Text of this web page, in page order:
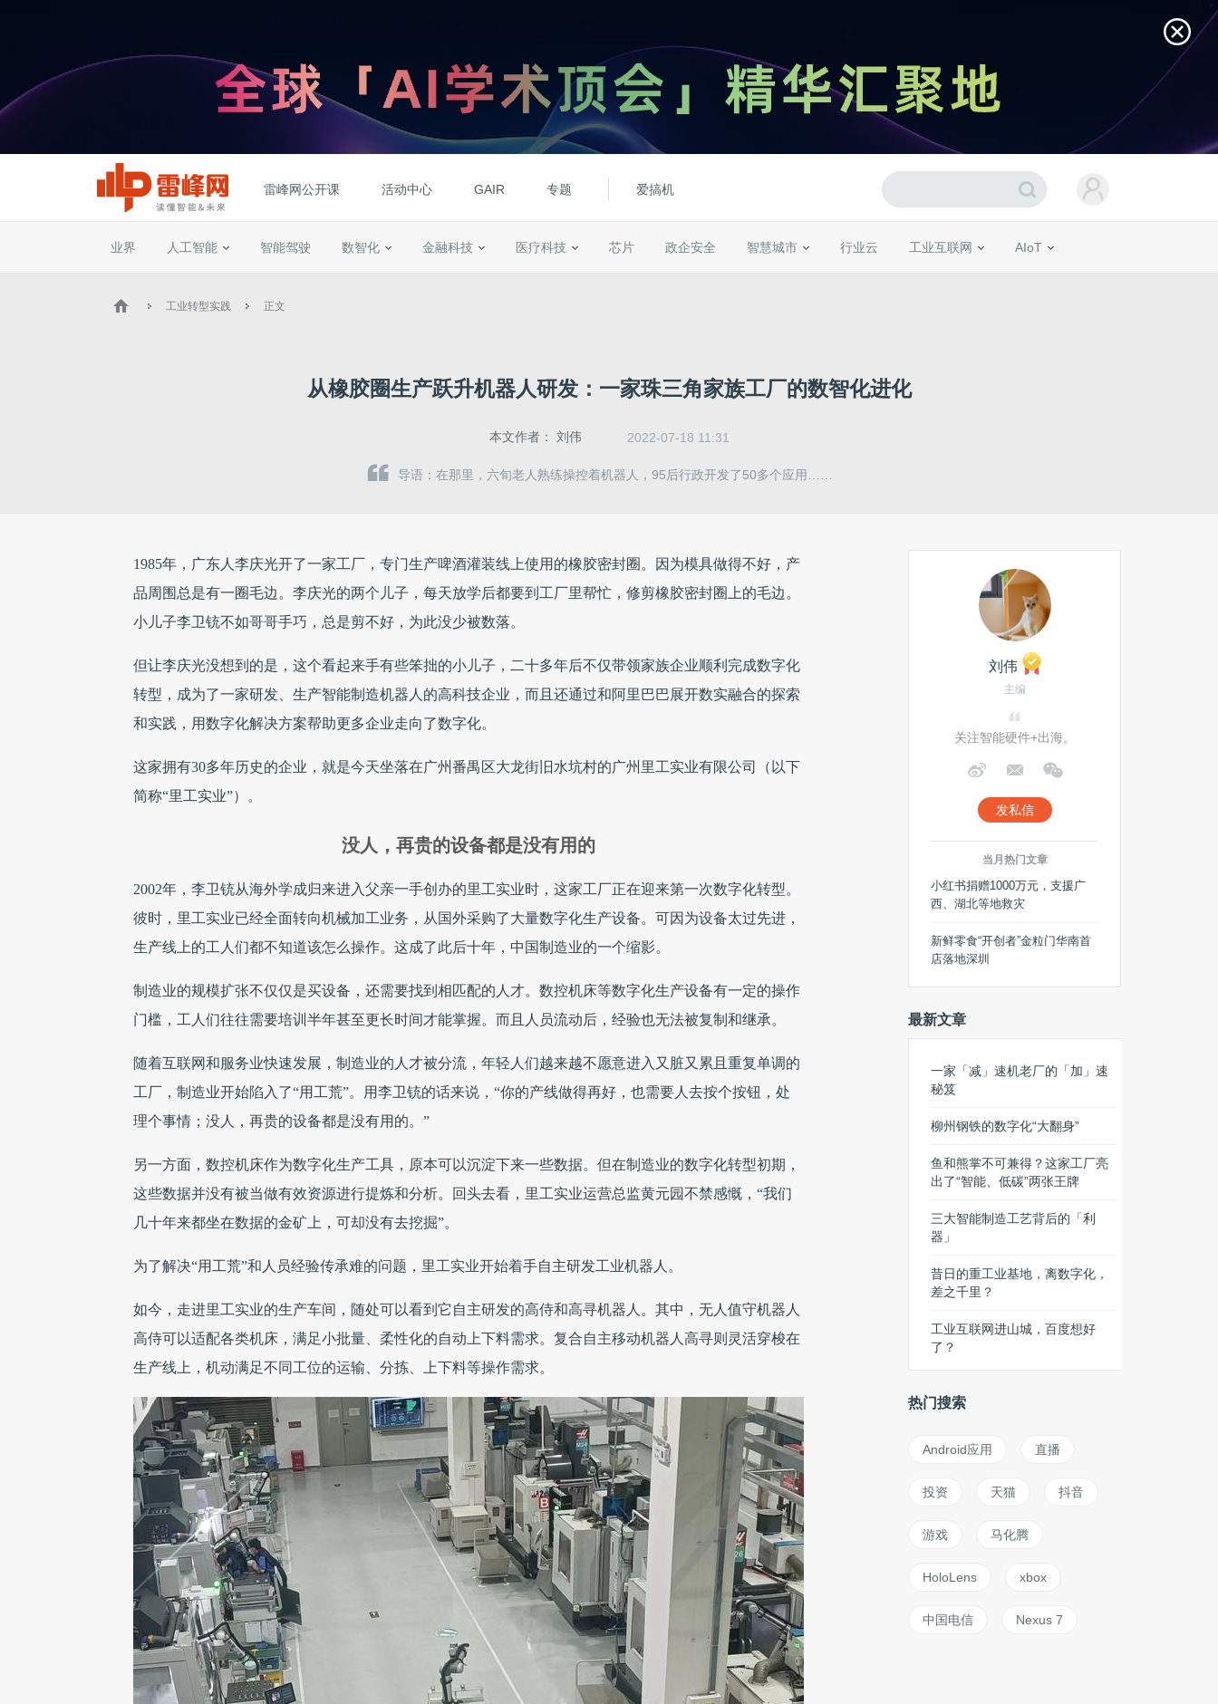
雷峰网公开课 活动中心 GAIR 专题 爱搞机
业界 人工智能 智能驾驶 数智化 金融科技 医疗科技 芯片 政企安全 智慧城市 行业云 工业互联网 AIoT
工业转型实践 正文
从橡胶圈生产跃升机器人研发：一家珠三角家族工厂的数智化进化
本文作者： 刘伟 2022-07-18 11:31
导语：在那里，六旬老人熟练操控着机器人，95后行政开发了50多个应用……
1985年，广东人李庆光开了一家工厂，专门生产啤酒灌装线上使用的橡胶密封圈。因为模具做得不好，产
品周围总是有一圈毛边。李庆光的两个儿子，每天放学后都要到工厂里帮忙，修剪橡胶密封圈上的毛边。
小儿子李卫铳不如哥哥手巧，总是剪不好，为此没少被数落。
但让李庆光没想到的是，这个看起来手有些笨拙的小儿子，二十多年后不仅带领家族企业顺利完成数字化
转型，成为了一家研发、生产智能制造机器人的高科技企业，而且还通过和阿里巴巴展开数实融合的探索
和实践，用数字化解决方案帮助更多企业走向了数字化。
这家拥有30多年历史的企业，就是今天坐落在广州番禺区大龙街旧水坑村的广州里工实业有限公司（以下
简称“里工实业”）。
没人，再贵的设备都是没有用的
2002年，李卫铳从海外学成归来进入父亲一手创办的里工实业时，这家工厂正在迎来第一次数字化转型。
彼时，里工实业已经全面转向机械加工业务，从国外采购了大量数字化生产设备。可因为设备太过先进，
生产线上的工人们都不知道该怎么操作。这成了此后十年，中国制造业的一个缩影。
制造业的规模扩张不仅仅是买设备，还需要找到相匹配的人才。数控机床等数字化生产设备有一定的操作
门槛，工人们往往需要培训半年甚至更长时间才能掌握。而且人员流动后，经验也无法被复制和继承。
随着互联网和服务业快速发展，制造业的人才被分流，年轻人们越来越不愿意进入又脏又累且重复单调的
工厂，制造业开始陷入了“用工荒”。用李卫铳的话来说，“你的产线做得再好，也需要人去按个按钮，处
理个事情；没人，再贵的设备都是没有用的。”
另一方面，数控机床作为数字化生产工具，原本可以沉淀下来一些数据。但在制造业的数字化转型初期，
这些数据并没有被当做有效资源进行提炼和分析。回头去看，里工实业运营总监黄元园不禁感慨，“我们
几十年来都坐在数据的金矿上，可却没有去挖掘”。
为了解决“用工荒”和人员经验传承难的问题，里工实业开始着手自主研发工业机器人。
如今，走进里工实业的生产车间，随处可以看到它自主研发的高侍和高寻机器人。其中，无人值守机器人
高侍可以适配各类机床，满足小批量、柔性化的⾃动上下料需求。复合自主移动机器人高寻则灵活穿梭在
生产线上，机动满足不同工位的运输、分拣、上下料等操作需求。
刘伟
主编
关注智能硬件+出海。
发私信
当月热门文章
小红书捐赠1000万元，支援广
西、湖北等地救灾
新鲜零食“开创者”金粒门华南首
店落地深圳
最新文章
一家「减」速机老厂的「加」速
秘笈
柳州钢铁的数字化“大翻身”
鱼和熊掌不可兼得？这家工厂亮
出了“智能、低碳”两张王牌
三大智能制造工艺背后的「利
器」
昔日的重工业基地，离数字化，
差之千里？
工业互联网进山城，百度想好
了？
热门搜索
Android应用 直播
投资 天猫 抖音
游戏 马化腾
HoloLens xbox
中国电信 Nexus 7